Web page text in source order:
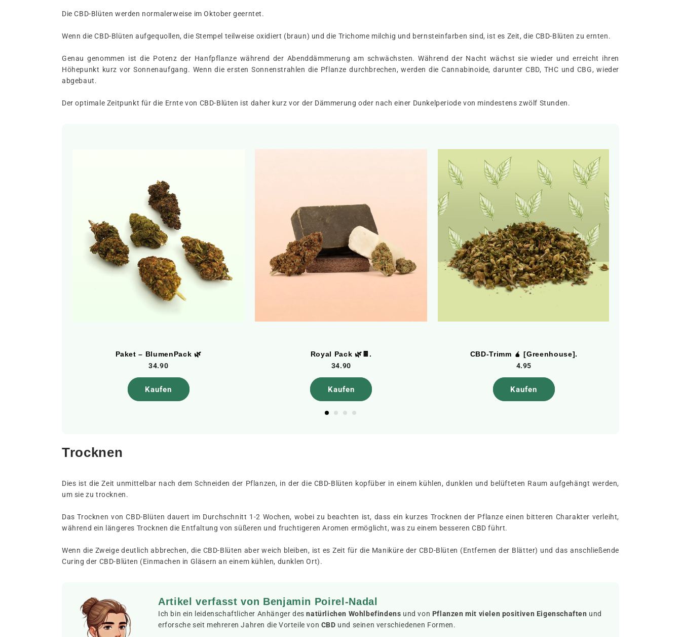
Die CBD-Blüten werden normalerweise im Oktober geerntet.
Wenn die CBD-Blüten aufgequollen, die Stempel teilweise oxidiert (braun) und die Trichome milchig und bernsteinfarben sind, ist es Zeit, die CBD-Blüten zu ernten.
Genau genommen ist die Potenz der Hanfpflanze während der Abenddämmerung am schwächsten. Während der Nacht wächst sie wieder und erreicht ihren
Höhepunkt kurz vor Sonnenaufgang. Wenn die ersten Sonnenstrahlen die Pflanze durchbrechen, werden die Cannabinoide, darunter CBD, THC und CBG, wieder
abgebaut.
Der optimale Zeitpunkt für die Ernte von CBD-Blüten ist daher kurz vor der Dämmerung oder nach einer Dunkelperiode von mindestens zwölf Stunden.
Paket – BlumenPack 🌿
34.90
Kaufen
Royal Pack 🌿🍫.
34.90
Kaufen
CBD-Trimm 🧉 [Greenhouse].
4.95
Kaufen
Trocknen
Dies ist die Zeit unmittelbar nach dem Schneiden der Pflanzen, in der die CBD-Blüten kopfüber in einem kühlen, dunklen und belüfteten Raum aufgehängt werden,
um sie zu trocknen.
Das Trocknen von CBD-Blüten dauert im Durchschnitt 1-2 Wochen, wobei zu beachten ist, dass ein kurzes Trocknen der Pflanze einen bitteren Charakter verleiht,
während ein längeres Trocknen die Entfaltung von süßeren und fruchtigeren Aromen ermöglicht, was zu einem besseren CBD führt.
Wenn die Zweige deutlich abbrechen, die CBD-Blüten aber weich bleiben, ist es Zeit für die Maniküre der CBD-Blüten (Entfernen der Blätter) und das anschließende
Curing der CBD-Blüten (Einmachen in Gläsern an einem kühlen, dunklen Ort).
Artikel verfasst von Benjamin Poirel-Nadal
Ich bin ein leidenschaftlicher Anhänger desnatürlichen Wohlbefindens und von Pflanzen mit vielen positiven Eigenschaften und
erforsche seit mehreren Jahren die Vorteile von CBD und seinen verschiedenen Formen.